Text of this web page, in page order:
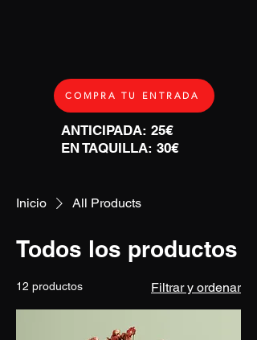
COMPRA TU ENTRADA
ANTICIPADA: 25€
EN TAQUILLA: 30€
Inicio All Products
Todos los productos
12 productos Filtrar y ordenar